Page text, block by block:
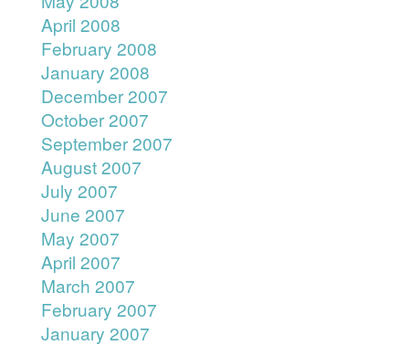
April 2008
February 2008
January 2008
December 2007
October 2007
September 2007
August 2007
July 2007
June 2007
May 2007
April 2007
March 2007
February 2007
January 2007